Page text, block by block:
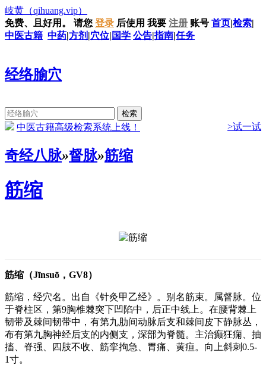
岐黄 （qihuang.vip）
免费、且好用。
请您 登录 后使用 我要 注册 账号 首页|检索|
中医古籍 中药|方剂 |穴位| 国学 公告|指南|任务
经络腧穴
中医古籍高级检索系统上线！ >试一试
奇经八脉»督脉»筋缩
筋缩
筋缩（Jīnsuō，GV8）
筋缩，经穴名。出自《针灸甲乙经》。别名筋束。属督脉。位
于脊柱区，第9胸椎棘突下凹陷中，后正中线上。在腰背棘上
韧带及棘间韧带中，有第九肋间动脉后支和棘间皮下静脉丛，
布有第九胸神经后支的内侧支，深部为脊髓。主治癫狂痫、抽
搐、脊强、四肢不收、筋挛拘急、胃痛、黄疸。向上斜刺0.5-
1寸。